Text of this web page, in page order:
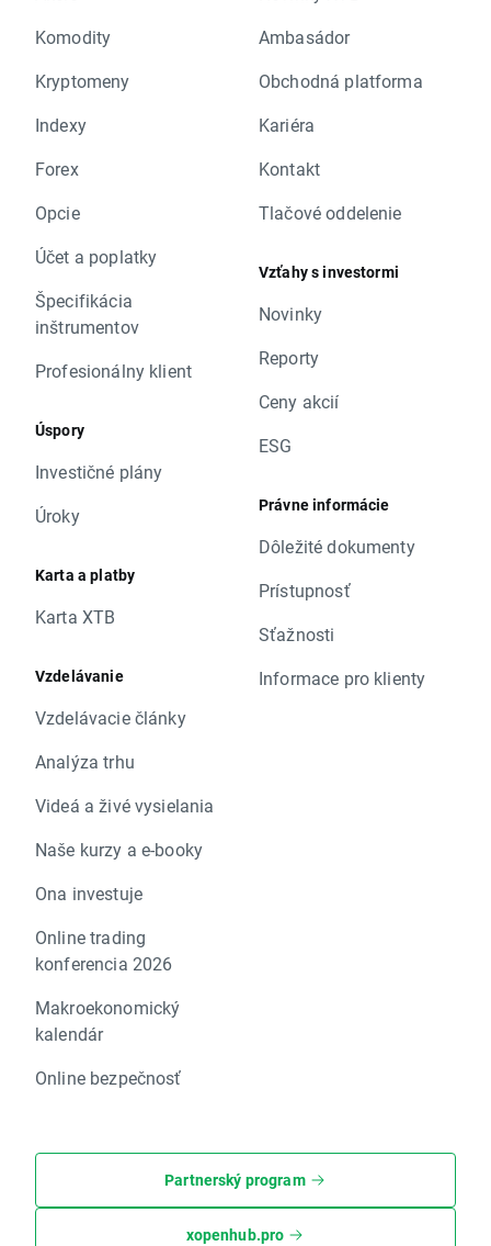
Komodity
Kryptomeny
Indexy
Forex
Opcie
Účet a poplatky
Špecifikácia
inštrumentov
Profesionálny klient
Úspory
Investičné plány
Úroky
Karta a platby
Karta XTB
Vzdelávanie
Vzdelávacie články
Analýza trhu
Videá a živé vysielania
Naše kurzy a e-booky
Ona investuje
Online trading
konferencia 2026
Makroekonomický
kalendár
Online bezpečnosť
Ambasádor
Obchodná platforma
Kariéra
Kontakt
Tlačové oddelenie
Vzťahy s investormi
Novinky
Reporty
Ceny akcií
ESG
Právne informácie
Dôležité dokumenty
Prístupnosť
Sťažnosti
Informace pro klienty
Partnerský program
xopenhub.pro